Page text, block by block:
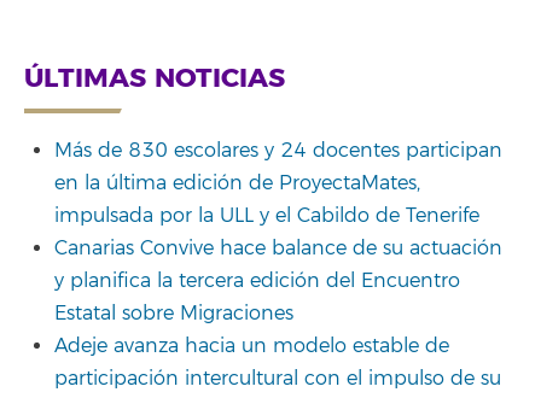
ÚLTIMAS NOTICIAS
Más de 830 escolares y 24 docentes participan
en la última edición de ProyectaMates,
impulsada por la ULL y el Cabildo de Tenerife
Canarias Convive hace balance de su actuación
y planifica la tercera edición del Encuentro
Estatal sobre Migraciones
Adeje avanza hacia un modelo estable de
participación intercultural con el impulso de su